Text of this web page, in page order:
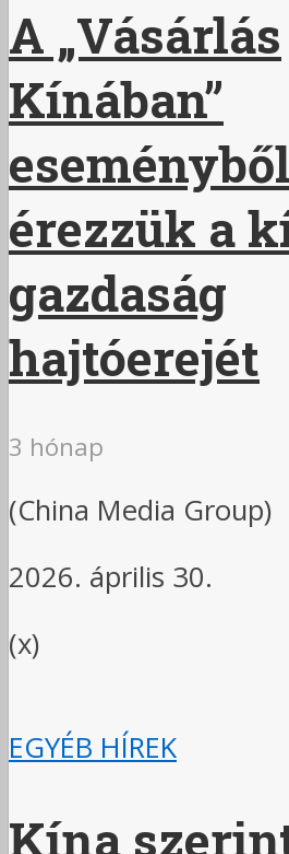
A „Vásárlás
Kínában”
eseményből
érezzük a
gazdaság
hajtóerejét
3 hónap
(China Media Group)
2026. április 30.
(x)
EGYÉB HÍREK
Kína